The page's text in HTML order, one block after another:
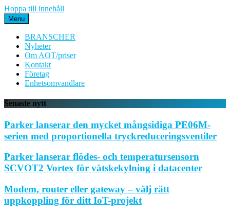
Hoppa till innehåll
Menu
BRANSCHER
Nyheter
Om AOT/priser
Kontakt
Företag
Enhetsomvandlare
Senaste nytt
Parker lanserar den mycket mångsidiga PE06M-
serien med proportionella tryckreduceringsventiler
Parker lanserar flödes- och temperatursensorn
SCVOT2 Vortex för vätskekylning i datacenter
Modem, router eller gateway – välj rätt
uppkoppling för ditt IoT-projekt